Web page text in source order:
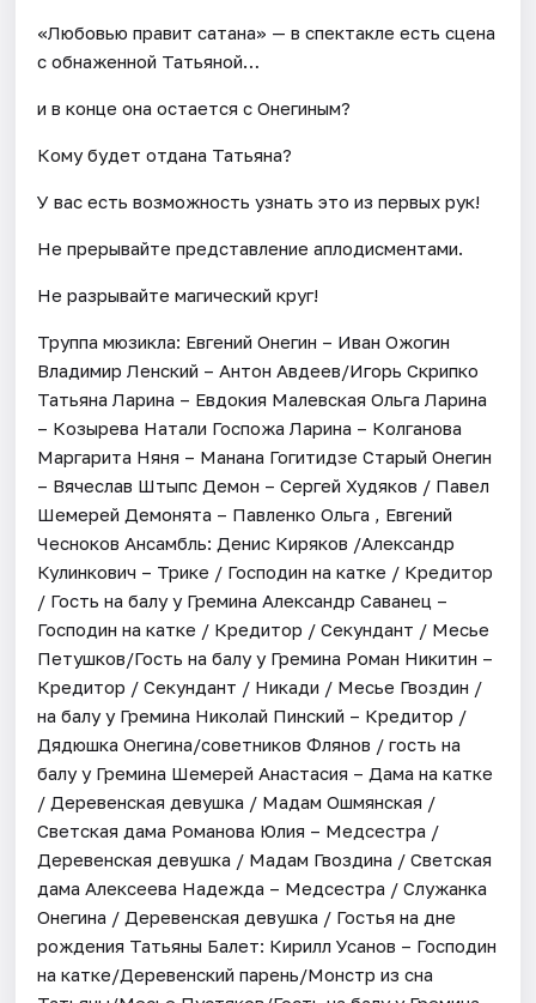
«Любовью правит сатана» — в спектакле есть сцена
с обнаженной Татьяной…
и в конце она остается с Онегиным?
Кому будет отдана Татьяна?
У вас есть возможность узнать это из первых рук!
Не прерывайте представление аплодисментами.
Не разрывайте магический круг!
Труппа мюзикла: Евгений Онегин – Иван Ожогин
Владимир Ленский – Антон Авдеев/Игорь Скрипко
Татьяна Ларина – Евдокия Малевская Ольга Ларина
– Козырева Натали Госпожа Ларина – Колганова
Маргарита Няня – Манана Гогитидзе Старый Онегин
– Вячеслав Штыпс Демон – Сергей Худяков / Павел
Шемерей Демонята – Павленко Ольга , Евгений
Чесноков Ансамбль: Денис Киряков /Александр
Кулинкович – Трике / Господин на катке / Кредитор
/ Гость на балу у Гремина Александр Саванец –
Господин на катке / Кредитор / Секундант / Месье
Петушков/Гость на балу у Гремина Роман Никитин –
Кредитор / Секундант / Никади / Месье Гвоздин /
на балу у Гремина Николай Пинский – Кредитор /
Дядюшка Онегина/советников Флянов / гость на
балу у Гремина Шемерей Анастасия – Дама на катке
/ Деревенская девушка / Мадам Ошмянская /
Светская дама Романова Юлия – Медсестра /
Деревенская девушка / Мадам Гвоздина / Светская
дама Алексеева Надежда – Медсестра / Служанка
Онегина / Деревенская девушка / Гостья на дне
рождения Татьяны Балет: Кирилл Усанов – Господин
на катке/Деревенский парень/Монстр из сна